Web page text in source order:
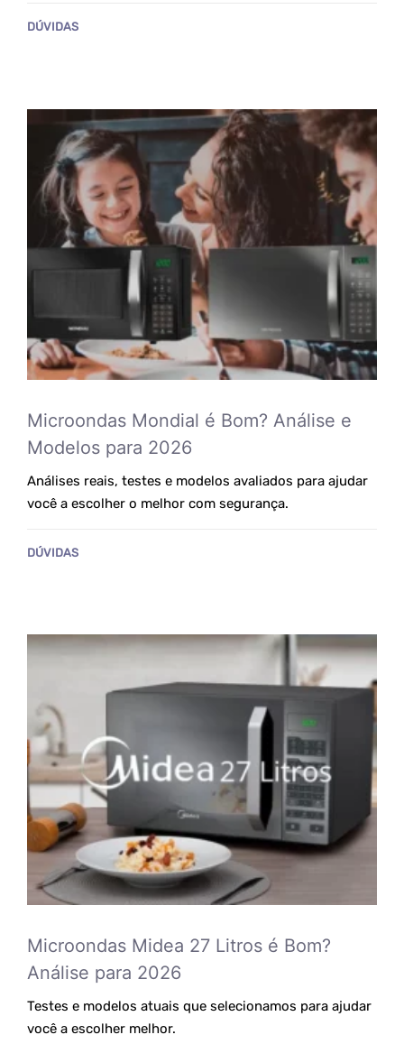
DÚVIDAS
Microondas Mondial é Bom? Análise e
Modelos para 2026
Análises reais, testes e modelos avaliados para ajudar
você a escolher o melhor com segurança.
DÚVIDAS
Microondas Midea 27 Litros é Bom?
Análise para 2026
Testes e modelos atuais que selecionamos para ajudar
você a escolher melhor.